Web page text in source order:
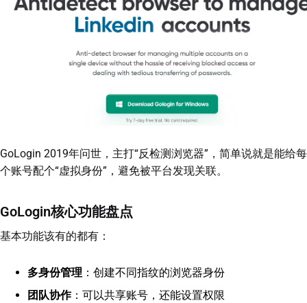
GoLogin 2019年问世，主打“反检测浏览器”，简单说就是能给每
个账号配个“虚拟身份”，避免被平台发现关联。
GoLogin核心功能盘点
基本功能该有的都有：
多身份管理 ：创建不同指纹的浏览器身份
团队协作：可以共享账号，还能设置权限